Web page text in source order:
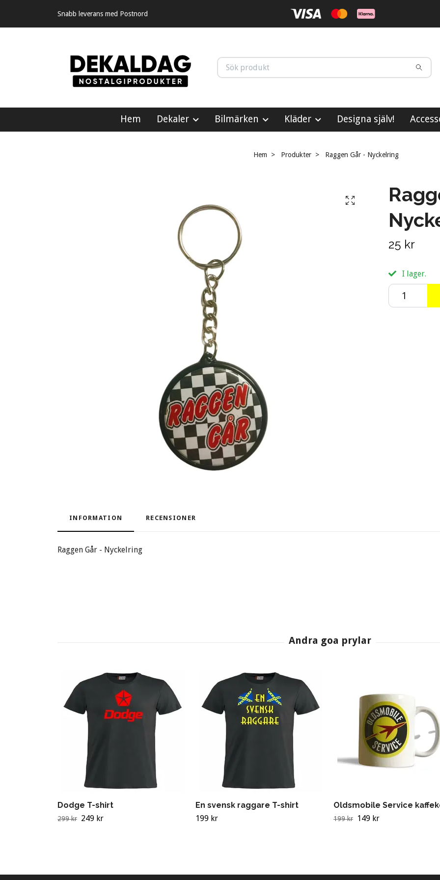
Snabb leverans med Postnord
Hem Dekaler Bilmärken Kläder Designa själv!
Hem Produkter Raggen Går - Nyckelring
25 kr
I lager.
INFORMATION RECENSIONER
Raggen Går - Nyckelring
Dodge T-shirt
299 kr 249 kr
En svensk raggare T-shirt
199 kr
Oldsmobile Service
199 kr 149 kr